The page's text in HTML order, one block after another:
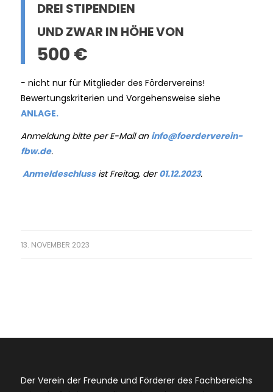
DREI STIPENDIEN
UND ZWAR IN HÖHE VON
500 €
− nicht nur für Mitglieder des Fördervereins!
Bewertungskriterien und Vorgehensweise siehe
ANLAGE.
Anmeldung bitte per E-Mail an info@foerderverein-
fbw.de.
Anmeldeschlussist Freitag, der01.12.2023.
13. NOVEMBER 2023
Der Verein der Freunde und Förderer des Fachbereichs